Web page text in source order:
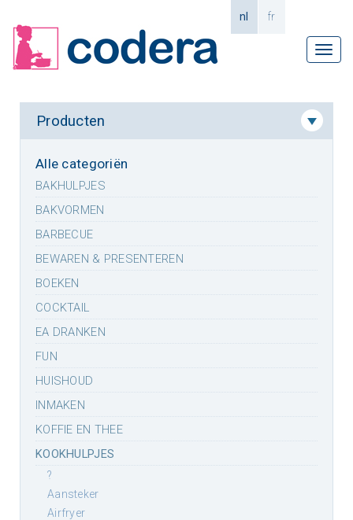
nl fr
Producten
Alle categoriën
BAKHULPJES
BAKVORMEN
BARBECUE
BEWAREN & PRESENTEREN
BOEKEN
COCKTAIL
EA DRANKEN
FUN
HUISHOUD
INMAKEN
KOFFIE EN THEE
KOOKHULPJES
?
aansteker
airfryer